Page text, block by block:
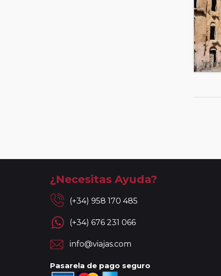
¿Necesitas Ayuda?
(+34) 958 170 485
(+34) 676 231 066
info@viajas.com
Pasarela de pago seguro